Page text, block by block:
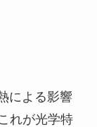
による影響
れが光学特